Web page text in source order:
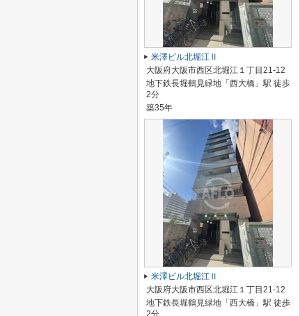
米澤ビル北堀江Ⅱ
大阪府大阪市西区北堀江１丁目21-12
地下鉄長堀鶴見緑地「西大橋」駅 徒歩
2分
築35年
米澤ビル北堀江Ⅱ
大阪府大阪市西区北堀江１丁目21-12
地下鉄長堀鶴見緑地「西大橋」駅 徒歩
2分